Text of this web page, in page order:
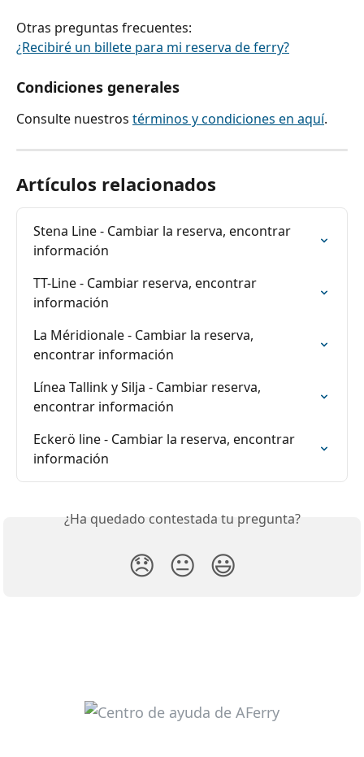
Otras preguntas frecuentes:
¿Recibiré un billete para mi reserva de ferry?
Condiciones generales
Consulte nuestros términos y condiciones en aquí.
Artículos relacionados
Stena Line - Cambiar la reserva, encontrar
información
TT-Line - Cambiar reserva, encontrar
información
La Méridionale - Cambiar la reserva,
encontrar información
Línea Tallink y Silja - Cambiar reserva,
encontrar información
Eckerö line - Cambiar la reserva, encontrar
información
¿Ha quedado contestada tu pregunta?
😞 😐 😃